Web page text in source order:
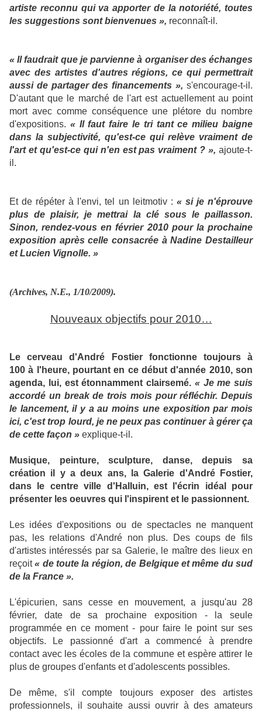
artiste reconnu qui va apporter de la notoriété, toutes
les suggestions sont bienvenues », reconnaît-il.
« Il faudrait que je parvienne à organiser des échanges
avec des artistes d'autres régions, ce qui permettrait
aussi de partager des financements », s'encourage-t-il.
D'autant que le marché de l'art est actuellement au point
mort avec comme conséquence une plétore du nombre
d'expositions. « Il faut faire le tri tant ce milieu baigne
dans la subjectivité, qu'est-ce qui relève vraiment de
l'art et qu'est-ce qui n'en est pas vraiment ? », ajoute-t-
il.
Et de répéter à l'envi, tel un leitmotiv : « si je n'éprouve
plus de plaisir, je mettrai la clé sous le paillasson.
Sinon, rendez-vous en février 2010 pour la prochaine
exposition après celle consacrée à Nadine Destailleur
et Lucien Vignolle. »
(Archives, N.E., 1/10/2009).
Nouveaux objectifs pour 2010…
Le cerveau d'André Fostier fonctionne toujours à
100 à l'heure, pourtant en ce début d'année 2010, son
agenda, lui, est étonnamment clairsemé. « Je me suis
accordé un break de trois mois pour réfléchir. Depuis
le lancement, il y a au moins une exposition par mois
ici, c'est trop lourd, je ne peux pas continuer à gérer ça
de cette façon » explique-t-il.
Musique, peinture, sculpture, danse, depuis sa
création il y a deux ans, la Galerie d'André Fostier,
dans le centre ville d'Halluin, est l'écrin idéal pour
présenter les oeuvres qui l'inspirent et le passionnent.
Les idées d'expositions ou de spectacles ne manquent
pas, les relations d'André non plus. Des coups de fils
d'artistes intéressés par sa Galerie, le maître des lieux en
reçoit« de toute la région, de Belgique et même du sud
de la France ».
L'épicurien, sans cesse en mouvement, a jusqu'au 28
février, date de sa prochaine exposition - la seule
programmée en ce moment - pour faire le point sur ses
objectifs. Le passionné d'art a commencé à prendre
contact avec les écoles de la commune et espère attirer le
plus de groupes d'enfants et d'adolescents possibles.
De même, s'il compte toujours exposer des artistes
professionnels, il souhaite aussi ouvrir à des amateurs